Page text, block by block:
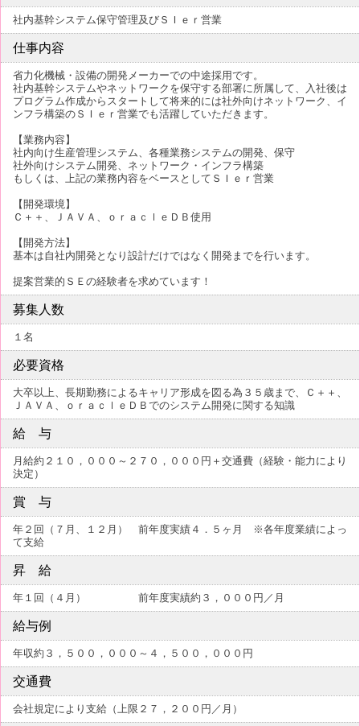
社内基幹システム保守管理及びＳＩｅｒ営業
仕事内容
省力化機械・設備の開発メーカーでの中途採用です。
社内基幹システムやネットワークを保守する部署に所属して、入社後は
プログラム作成からスタートして将来的には社外向けネットワーク、イ
ンフラ構築のＳＩｅｒ営業でも活躍していただきます。
【業務内容】
社内向け生産管理システム、各種業務システムの開発、保守
社外向けシステム開発、ネットワーク・インフラ構築
もしくは、上記の業務内容をベースとしてＳＩｅｒ営業
【開発環境】
Ｃ＋＋、ＪＡＶＡ、ｏｒａｃｌｅＤＢ使用
【開発方法】
基本は自社内開発となり設計だけではなく開発までを行います。
提案営業的ＳＥの経験者を求めています！
募集人数
１名
必要資格
大卒以上、長期勤務によるキャリア形成を図る為３５歳まで、Ｃ＋＋、
ＪＡＶＡ、ｏｒａｃｌｅＤＢでのシステム開発に関する知識
給 与
月給約２１０，０００～２７０，０００円＋交通費（経験・能力により
決定）
賞 与
年２回（７月、１２月） 前年度実績４．５ヶ月 ※各年度業績によっ
て支給
昇 給
年１回（４月） 前年度実績約３，０００円／月
給与例
年収約３，５００，０００～４，５００，０００円
交通費
会社規定により支給（上限２７，２００円／月）